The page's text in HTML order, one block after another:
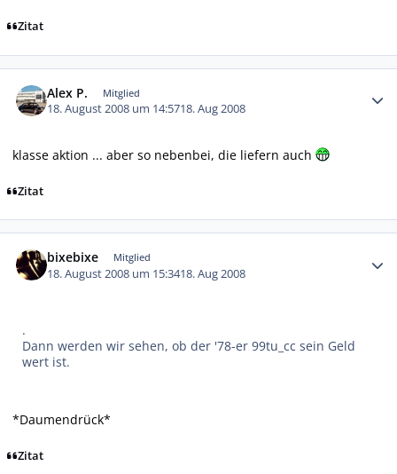
Zitat
Alex P. Mitglied
18. August 2008 um 14:5718. Aug 2008
klasse aktion ... aber so nebenbei, die liefern auch
Zitat
bixebixe Mitglied
18. August 2008 um 15:3418. Aug 2008
.
Dann werden wir sehen, ob der '78-er 99tu_cc sein Geld
wert ist.
*Daumendrück*
Zitat